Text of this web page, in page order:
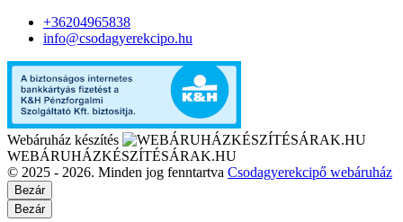
+36204965838
info@csodagyerekcipo.hu
Webáruház készítés
WEBÁRUHÁZKÉSZÍTÉSÁRAK.HU
© 2025 - 2026. Minden jog fenntartva Csodagyerekcipő webáruház
Bezár
Bezár